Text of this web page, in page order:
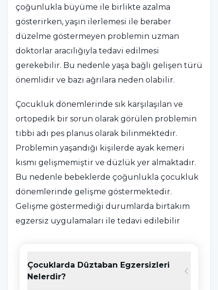
çoğunlukla büyüme ile birlikte azalma
gösterirken, yaşın ilerlemesi ile beraber
düzelme göstermeyen problemin uzman
doktorlar aracılığıyla tedavi edilmesi
gerekebilir. Bu nedenle yaşa bağlı gelişen türü
önemlidir ve bazı ağrılara neden olabilir.
Çocukluk dönemlerinde sık karşılaşılan ve
ortopedik bir sorun olarak görülen problemin
tıbbi adı pes planus olarak bilinmektedir.
Problemin yaşandığı kişilerde ayak kemeri
kısmı gelişmemiştir ve düzlük yer almaktadır.
Bu nedenle bebeklerde çoğunlukla çocukluk
dönemlerinde gelişme göstermektedir.
Gelişme göstermediği durumlarda birtakım
egzersiz uygulamaları ile tedavi edilebilir
Ayak yapısında, eni ve boyu olmak üzere 3 adet
Çocuklarda Düztaban Egzersizleri
Nelerdir?